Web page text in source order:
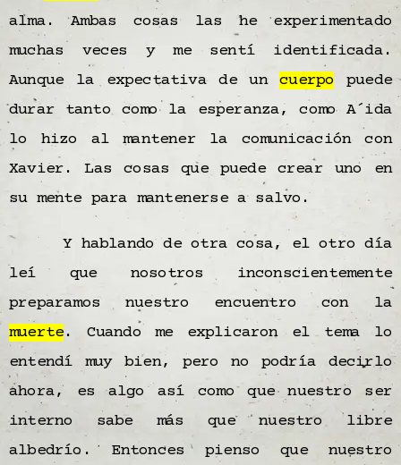
alma. Ambas cosas las he experimentado
muchas veces y me sentí identificada.
Aunque la expectativa de uncuerpo puede
durar tanto como la esperanza, como A´ida
lo hizo al mantener la comunicación con
Xavier. Las cosas que puede crear uno en
su mente para mantenerse a salvo.
Y hablando de otra cosa, el otro día
leí que nosotros inconscientemente
preparamos nuestro encuentro con la
muerte. Cuando me explicaron el tema lo
entendí muy bien, pero no podría decirlo
ahora, es algo así como que nuestro ser
interno sabe más que nuestro libre
albedrío. Entonces pienso que nuestro